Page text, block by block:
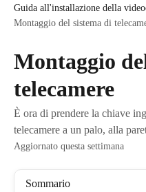
Guida all'installazione della
Montaggio del sistema di
Montaggio
telecamere
È ora di prendere la chiave
telecamere a un palo, alla
Aggiornato questa settimana
Sommario